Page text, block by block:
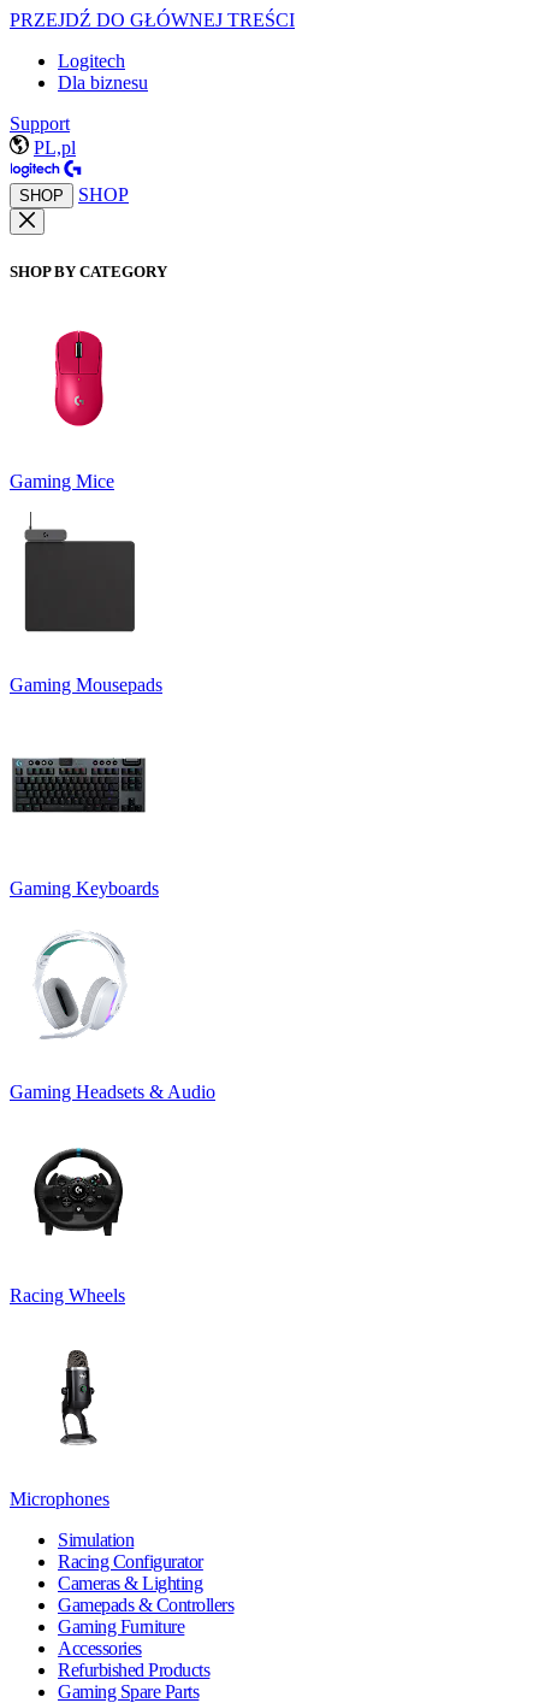
PRZEJDŹ DO GŁÓWNEJ TREŚCI
Logitech
Dla biznesu
Support
PL,pl
SHOP SHOP
SHOP BY CATEGORY
Gaming Mice
Gaming Mousepads
Gaming Keyboards
Gaming Headsets & Audio
Racing Wheels
Microphones
Simulation
Racing Configurator
Cameras & Lighting
Gamepads & Controllers
Gaming Furniture
Accessories
Refurbished Products
Gaming Spare Parts